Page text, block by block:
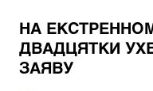
НА
ДВАДЦЯТКИ
ЗАЯВУ